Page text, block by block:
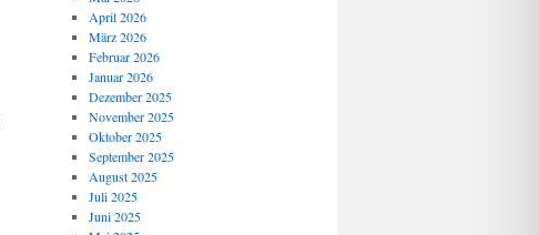
April 2026
März 2026
Februar 2026
Januar 2026
Dezember 2025
November 2025
Oktober 2025
September 2025
August 2025
Juli 2025
Juni 2025